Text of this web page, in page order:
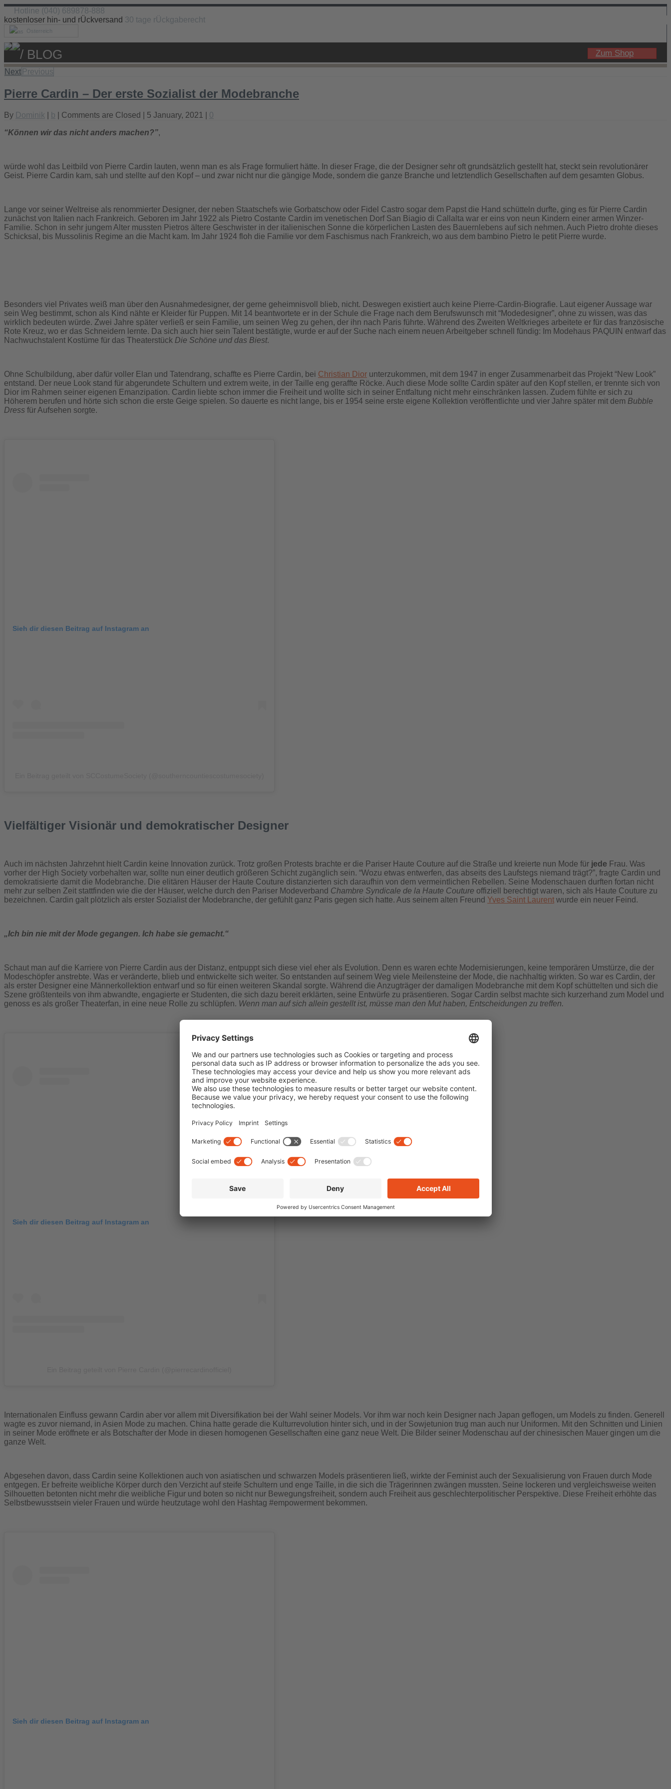
Hotline (040) 689878-888
kostenloser hin- und rÜckversand 30 tage rÜckgaberecht
Österreich
/ BLOG Zum Shop
Next Previous
Pierre Cardin – Der erste Sozialist der Modebranche
By Dominik b Comments are Closed | 5 January, 2021 | 0
“Können wir das nicht anders machen?”,
würde wohl das Leitbild von Pierre Cardin lauten, wenn man es als Frage formuliert hätte. In dieser Frage, die der Designer sehr oft grundsätzlich gestellt hat, steckt sein revolutionärer
Geist. Pierre Cardin kam, sah und stellte auf den Kopf – und zwar nicht nur die gängige Mode, sondern die ganze Branche und letztendlich Gesellschaften auf dem gesamten Globus.
Lange vor seiner Weltreise als renommierter Designer, der neben Staatschefs wie Gorbatschow oder Fidel Castro sogar dem Papst die Hand schütteln durfte, ging es für Pierre Cardin
zunächst von Italien nach Frankreich. Geboren im Jahr 1922 als Pietro Costante Cardin im venetischen Dorf San Biagio di Callalta war er eins von neun Kindern einer armen Winzer-
Familie. Schon in sehr jungem Alter mussten Pietros ältere Geschwister in der italienischen Sonne die körperlichen Lasten des Bauernlebens auf sich nehmen. Auch Pietro drohte dieses
Schicksal, bis Mussolinis Regime an die Macht kam. Im Jahr 1924 floh die Familie vor dem Faschismus nach Frankreich, wo aus dem bambino Pietro le petit Pierre wurde.
Besonders viel Privates weiß man über den Ausnahmedesigner, der gerne geheimnisvoll blieb, nicht. Deswegen existiert auch keine Pierre-Cardin-Biografie. Laut eigener Aussage war
sein Weg bestimmt, schon als Kind nähte er Kleider für Puppen. Mit 14 beantwortete er in der Schule die Frage nach dem Berufswunsch mit “Modedesigner”, ohne zu wissen, was das
wirklich bedeuten würde. Zwei Jahre später verließ er sein Familie, um seinen Weg zu gehen, der ihn nach Paris führte. Während des Zweiten Weltkrieges arbeitete er für das französische
Rote Kreuz, wo er das Schneidern lernte. Da sich auch hier sein Talent bestätigte, wurde er auf der Suche nach einem neuen Arbeitgeber schnell fündig: Im Modehaus PAQUIN entwarf das
Nachwuchstalent Kostüme für das Theaterstück Die Schöne und das Biest.
Ohne Schulbildung, aber dafür voller Elan und Tatendrang, schaffte es Pierre Cardin, bei Christian Dior unterzukommen, mit dem 1947 in enger Zusammenarbeit das Projekt “New Look”
entstand. Der neue Look stand für abgerundete Schultern und extrem weite, in der Taille eng geraffte Röcke. Auch diese Mode sollte Cardin später auf den Kopf stellen, er trennte sich von
Dior im Rahmen seiner eigenen Emanzipation. Cardin liebte schon immer die Freiheit und wollte sich in seiner Entfaltung nicht mehr einschränken lassen. Zudem fühlte er sich zu
Höherem berufen und hörte sich schon die erste Geige spielen. So dauerte es nicht lange, bis er 1954 seine erste eigene Kollektion veröffentlichte und vier Jahre später mit dem Bubble
Dress für Aufsehen sorgte.
Sieh dir diesen Beitrag auf Instagram an
Vielfältiger Visionär und demokratischer Designer
Auch im nächsten Jahrzehnt hielt Cardin keine Innovation zurück. Trotz großen Protests brachte er die Pariser Haute Couture auf die Straße und kreierte nun Mode für jede Frau. Was
vorher der High Society vorbehalten war, sollte nun einer deutlich größeren Schicht zugänglich sein. “Wozu etwas entwerfen, das abseits des Laufstegs niemand trägt?”, fragte Cardin und
demokratisierte damit die Modebranche. Die elitären Häuser der Haute Couture distanzierten sich daraufhin von dem vermeintlichen Rebellen. Seine Modenschauen durften fortan nicht
mehr zur selben Zeit stattfinden wie die der Häuser, welche durch den Pariser Modeverband Chambre Syndicale de la Haute Couture offiziell berechtigt waren, sich als Haute Couture zu
bezeichnen. Cardin galt plötzlich als erster Sozialist der Modebranche, der gefühlt ganz Paris gegen sich hatte. Aus seinem alten Freund Yves Saint Laurent wurde ein neuer Feind.
„Ich bin nie mit der Mode gegangen. Ich habe sie gemacht.“
Schaut man auf die Karriere von Pierre Cardin aus der Distanz, entpuppt sich diese viel eher als Evolution. Denn es waren echte Modernisierungen, keine temporären Umstürze, die der
Modeschöpfer anstrebte. Was er veränderte, blieb und entwickelte sich weiter. So entstanden auf seinem Weg viele Meilensteine der Mode, die nachhaltig wirkten. So war es Cardin, der
als erster Designer eine Männerkollektion entwarf und so für einen weiteren Skandal sorgte. Während die Anzugträger der damaligen Modebranche mit dem Kopf schüttelten und sich die
Szene größtenteils von ihm abwandte, engagierte er Studenten, die sich dazu bereit erklärten, seine Entwürfe zu präsentieren. Sogar Cardin selbst machte sich kurzerhand zum Model und
genoss es als großer Theaterfan, in eine neue Rolle zu schlüpfen. Wenn man auf sich allein gestellt ist, müsse man den Mut haben, Entscheidungen zu treffen.
Sieh dir diesen Beitrag auf Instagram an
Internationalen Einfluss gewann Cardin aber vor allem mit Diversifikation bei der Wahl seiner Models. Vor ihm war noch kein Designer nach Japan geflogen, um Models zu finden. Generell
wagte es zuvor niemand, in Asien Mode zu machen. China hatte gerade die Kulturrevolution hinter sich, und in der Sowjetunion trug man auch nur Uniformen. Mit den Schnitten und Linien
in seiner Mode eröffnete er als Botschafter der Mode in diesen homogenen Gesellschaften eine ganz neue Welt. Die Bilder seiner Modenschau auf der chinesischen Mauer gingen um die
ganze Welt.
Abgesehen davon, dass Cardin seine Kollektionen auch von asiatischen und schwarzen Models präsentieren ließ, wirkte der Feminist auch der Sexualisierung von Frauen durch Mode
entgegen. Er befreite weibliche Körper durch den Verzicht auf steife Schultern und enge Taille, in die sich die Trägerinnen zwängen mussten. Seine lockeren und vergleichsweise weiten
Silhouetten betonten nicht mehr die weibliche Figur und boten so nicht nur Bewegungsfreiheit, sondern auch Freiheit aus geschlechterpolitischer Perspektive. Diese Freiheit erhöhte das
Selbstbewusstsein vieler Frauen und würde heutzutage wohl den Hashtag #empowerment bekommen.
Sieh dir diesen Beitrag auf Instagram an